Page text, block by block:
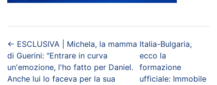
← ESCLUSIVA | Michela, la mamma
di Guerini: "Entrare in curva
un'emozione, l'ho fatto per Daniel.
Anche lui lo faceva per la sua
Italia-Bulgaria,
ecco la
formazione
ufficiale: Immobile